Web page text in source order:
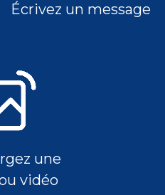
Écrivez un message
une
vidéo